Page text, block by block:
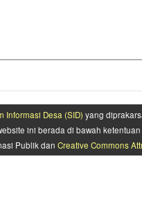
Informasi Desa (SID) yang
ini berada di bawah
Publik dan Creative Commons